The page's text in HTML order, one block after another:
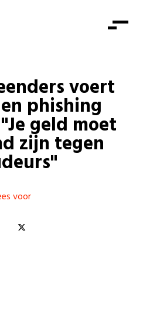
kansen
mensen
mee
mee
lid
niets
Shop
Zoeken
Login
Login
mee
voert
phishing
geld moet
zijn tegen
voor